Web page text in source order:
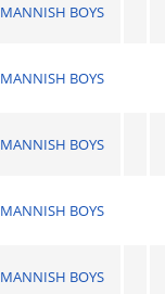
MANNISH BOYS
MANNISH BOYS
MANNISH BOYS
MANNISH BOYS
MANNISH BOYS